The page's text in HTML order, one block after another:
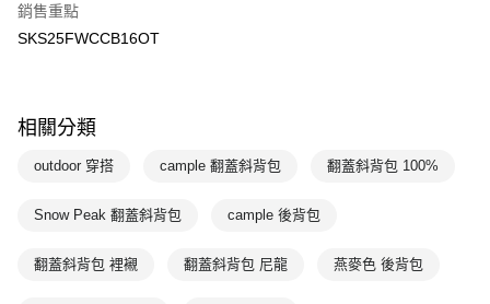
銷售重點
SKS25FWCCB16OT
相關分類
outdoor 穿搭 cample 翻蓋斜背包 翻蓋斜背包 100%
Snow Peak 翻蓋斜背包 cample 後背包
翻蓋斜背包 裡襯 翻蓋斜背包 尼龍 燕麥色 後背包